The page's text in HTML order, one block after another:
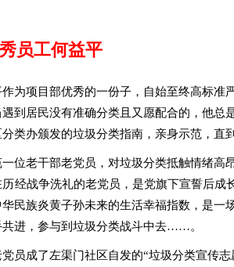
员工何益平
为项目部优秀的一份子，自始至终高标
到居民没有准确分类且又愿配合的，他
类办颁发的垃圾分类指南，亲身示范，直
位老干部老党员，对垃圾分类抵触情绪
历经战争洗礼的老党员，是党旗下宣誓后成
民族炎黄子孙未来的生活幸福指数，是
共进，参与到垃圾分类战斗中去……。
员成了左渠门社区自发的“垃圾分类宣传